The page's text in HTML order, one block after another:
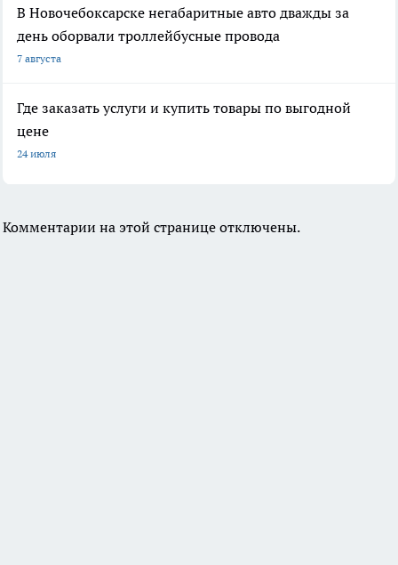
В Новочебоксарске негабаритные авто дважды за
день оборвали троллейбусные провода
7 августа
Где заказать услуги и купить товары по выгодной
цене
24 июля
Комментарии на этой странице отключены.